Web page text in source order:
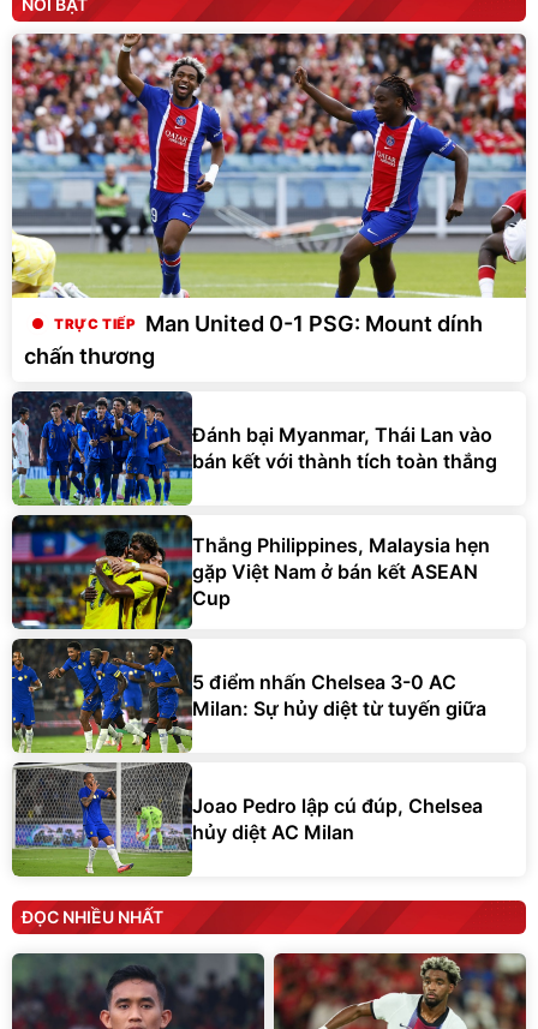
NỔI BẬT
Man United 0-1 PSG: Mount dính
chấn thương
Đánh bại Myanmar, Thái Lan vào
bán kết với thành tích toàn thắng
Thắng Philippines, Malaysia hẹn
gặp Việt Nam ở bán kết ASEAN
Cup
5 điểm nhấn Chelsea 3-0 AC
Milan: Sự hủy diệt từ tuyến giữa
Joao Pedro lập cú đúp, Chelsea
hủy diệt AC Milan
ĐỌC NHIỀU NHẤT